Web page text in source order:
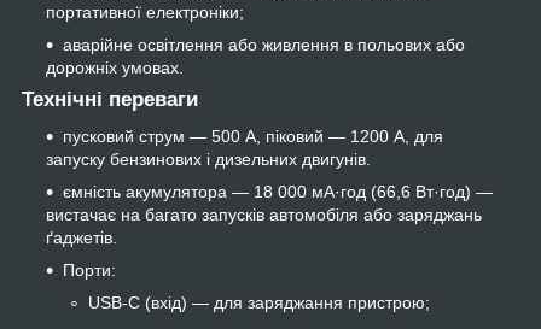
портативної електроніки;
аварійне освітлення або живлення в польових або
дорожніх умовах.
Технічні переваги
пусковий струм — 500 А, піковий — 1200 А, для
запуску бензинових і дизельних двигунів.
ємність акумулятора — 18 000 мА·год (66,6 Вт·год) —
вистачає на багато запусків автомобіля або заряджань
ґаджетів.
Порти:
USB-C (вхід) — для заряджання пристрою;